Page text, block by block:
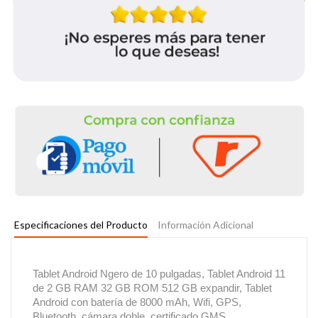
Especificaciones del Producto Información Adicional
Tablet Android Ngero de 10 pulgadas, Tablet Android 11
de 2 GB RAM 32 GB ROM 512 GB expandir, Tablet
Android con batería de 8000 mAh, Wifi, GPS,